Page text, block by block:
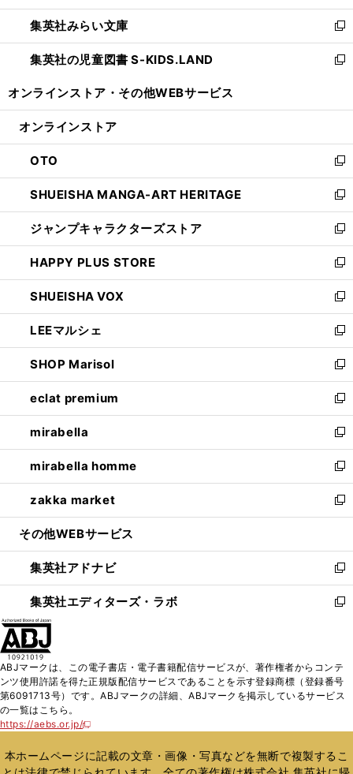
開
く
ウ
で
開
く
ン
ド
ウ
で
ウ
ィ
ン
ド
開
集英社みらい文庫
新
し
い
ン
ウ
で
開
く
集英社の児童図書 S-KIDS.LAND
新
ウ
ン
ド
ウ
で
開
く
オンラインストア・ その他WEBサービス
オンラインストア
OTO
新
し
い
ウ
ィ
ン
ド
ウ
で
開
く
SHUEISHA MANGA-ART HERITAGE
新
し
い
ウ
ィ
ン
ド
ウ
で
開
く
ジャンプキャラクターズストア
新
し
い
ウ
ィ
ン
ド
ウ
で
開
く
HAPPY PLUS STORE
新
し
い
ウ
ィ
ン
ド
ウ
で
開
く
SHUEISHA VOX
新
し
い
ウ
ィ
ン
ド
ウ
で
開
く
LEEマルシェ
新
し
い
ウ
ィ
ン
ド
ウ
で
開
く
SHOP Marisol
新
し
い
ウ
ィ
ン
ド
ウ
で
開
eclat premium
新
し
い
ウ
ィ
ン
ド
ウ
開
く
mirabella
新
し
い
ウ
ィ
ン
ウ
で
開
く
mirabella homme
新
し
い
ウ
ン
ド
ウ
で
zakka market
新
し
ウ
ィ
ン
ド
く
その他WEBサービス
集英社アドナビ
新
し
い
ド
ウ
で
集英社エディターズ・ラボ
新
ィ
ン
ド
開
く
ABJマークは、この電子書店・電子書籍配信サービスが、著作権者からコンテ
ンツ使用許諾を得た正規版配信サービスであることを示す登録商標（登録番号
第6091713号）です。ABJマークの詳細、ABJマークを掲示しているサービス
の一覧はこちら。
https://aebs.or.jp/
新
い
ウ
本ホームページに記載の文章・画像・写真などを無断で複製するこ